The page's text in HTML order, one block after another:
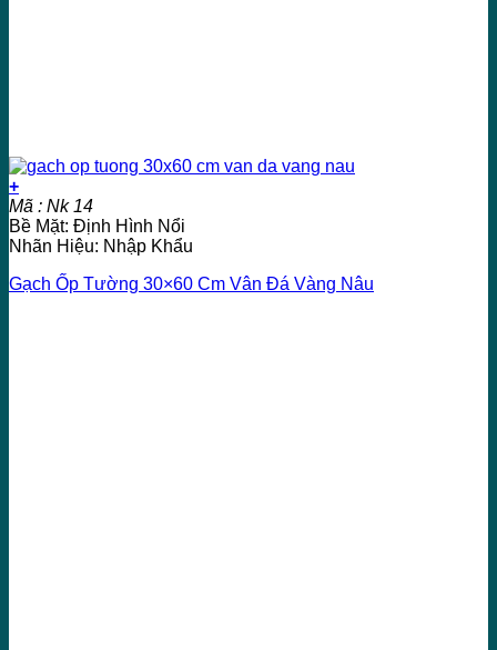
+
Mã : Nk 14
Bề Mặt: Định Hình Nổi
Nhãn Hiệu: Nhập Khẩu
Gạch Ốp Tường 30×60 Cm Vân Đá Vàng Nâu